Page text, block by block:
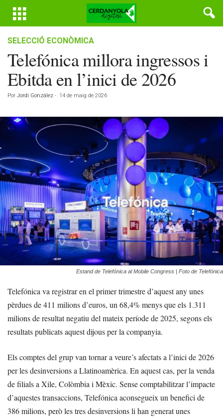
SELECCIÓ ECONÒMICA
Telefónica millora ingressos i
Ebitda en l’inici de 2026
Por Jordi González - 14 de maig de 2026
Estand de Telefónica al Mobile Congress | Foto de Telefónica
Telefónica va registrar en el primer trimestre d’aquest any unes
pèrdues de 411 milions d’euros, un 68,4% menys que els 1.311
milions de resultat negatiu del mateix període de 2025, segons els
resultats publicats aquest dijous per la companyia.
Els comptes del grup van tornar a veure’s afectats a l’inici de 2026
per les desinversions a Llatinoamèrica. En aquest cas, per la venda
de filials a Xile, Colòmbia i Mèxic. Sense comptabilitzar l’impacte
d’aquestes transaccions, Telefónica aconsegueix un benefici de
386 milions, però les tres desinversions li han generat unes